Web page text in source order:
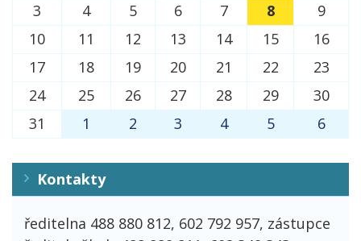
3
4 5 6 7 8
9
10
11 12 13 14 15
16
17
18 19 20 21 22
23
24
25 26 27 28 29
30
31
1 2 3 4 5 6
Kontakty
ředitelna 488 880 812, 602 792 957, zástupce